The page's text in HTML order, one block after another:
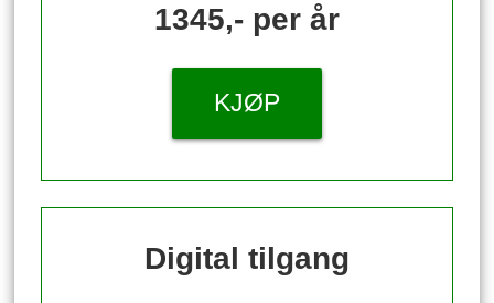
1345,- per år
KJØP
Digital tilgang